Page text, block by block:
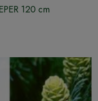
120 cm